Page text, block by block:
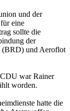
und der
eine
sollte die
der
(BRD) und Aeroflot
war Rainer
worden.
hatte die